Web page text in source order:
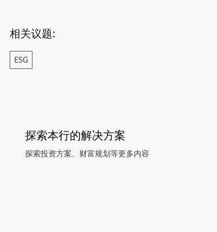
相关议题:
ESG
探索本行的解决方案
探索投资方案、财富规划等更多内容